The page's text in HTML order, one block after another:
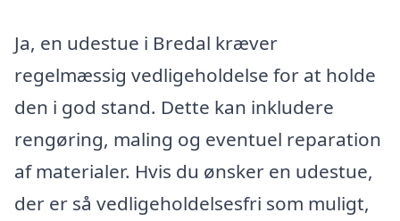
Ja, en udestue i Bredal kræver
regelmæssig vedligeholdelse for at holde
den i god stand. Dette kan inkludere
rengøring, maling og eventuel reparation
af materialer. Hvis du ønsker en udestue,
der er så vedligeholdelsesfri som muligt,